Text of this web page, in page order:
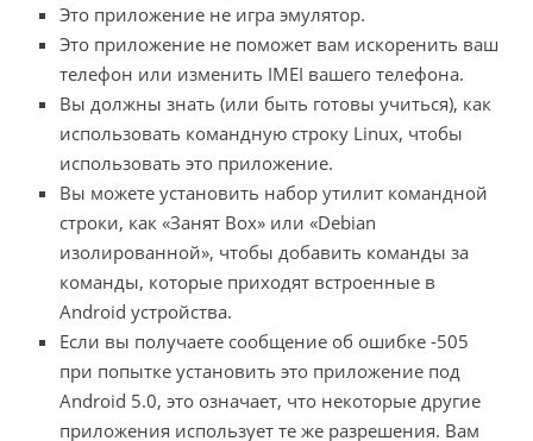
Это приложение не игра эмулятор.
Это приложение не поможет вам искоренить ваш
телефон или изменить IMEI вашего телефона.
Вы должны знать (или быть готовы учиться), как
использовать командную строку Linux, чтобы
использовать это приложение.
Вы можете установить набор утилит командной
строки, как «Занят Box» или «Debian
изолированной», чтобы добавить команды за
команды, которые приходят встроенные в
Android устройства.
Если вы получаете сообщение об ошибке -505
при попытке установить это приложение под
Android 5.0, это означает, что некоторые другие
приложения использует те же разрешения. Вам